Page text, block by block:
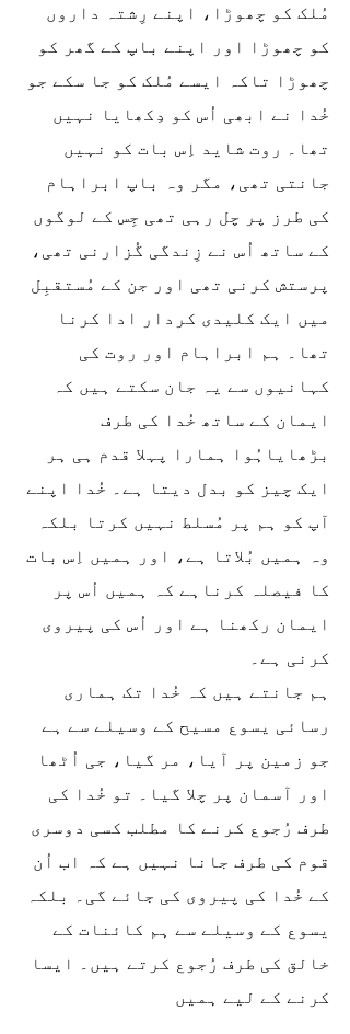
مُلک کو چھوڑا، اپنے رِشتہ داروں
کو چھوڑا اور اپنے باپ کے گھر کو
چھوڑا تاکہ ایسے مُلک کو جا سکے جو
خُدا نے ابھی اُس کو دِکھایا نہیں
تھا۔ روت شاید اِس بات کو نہیں
جانتی تھی، مگر وہ باپ ابراہام
کی طرز پر چل رہی تھی جِس کے لوگوں
کے ساتھ اُس نے زِندگی گُزارنی تھی،
پرستش کرنی تھی اور جن کے مُستقبِل
میں ایک کلیدی کردار ادا کرنا
تھا۔ ہم ابراہام اور روت کی
کہانیوں سے یہ جان سکتے ہیں کہ
ایمان کے ساتھ خُدا کی طرف
بڑھایاہُوا ہمارا پہلا قدم ہی ہر
ایک چیز کو بدل دیتا ہے۔ خُدا اپنے
آپ کو ہم پر مُسلط نہیں کرتا بلکہ
وہ ہمیں بُلاتا ہے، اور ہمیں اِس بات
کا فیصلہ کرناہے کہ ہمیں اُس پر
ایمان رکھنا ہے اور اُس کی پیروی
کرنی ہے۔
ہم جانتے ہیں کہ خُدا تک ہماری
رسائی یسوع مسیح کے وسیلے سے ہے
جو زمین پر آیا، مر گیا، جی اُٹھا
اور آسمان پر چلا گیا۔ تو خُدا کی
طرف رُجوع کرنے کا مطلب کسی دوسری
قوم کی طرف جانا نہیں ہے کہ اب اُن
کے خُدا کی پیروی کی جائے گی۔ بلکہ
یسوع کے وسیلے سے ہم کائنات کے
خالق کی طرف رُجوع کرتے ہیں۔ ایسا
کرنے کے لیے ہمیں